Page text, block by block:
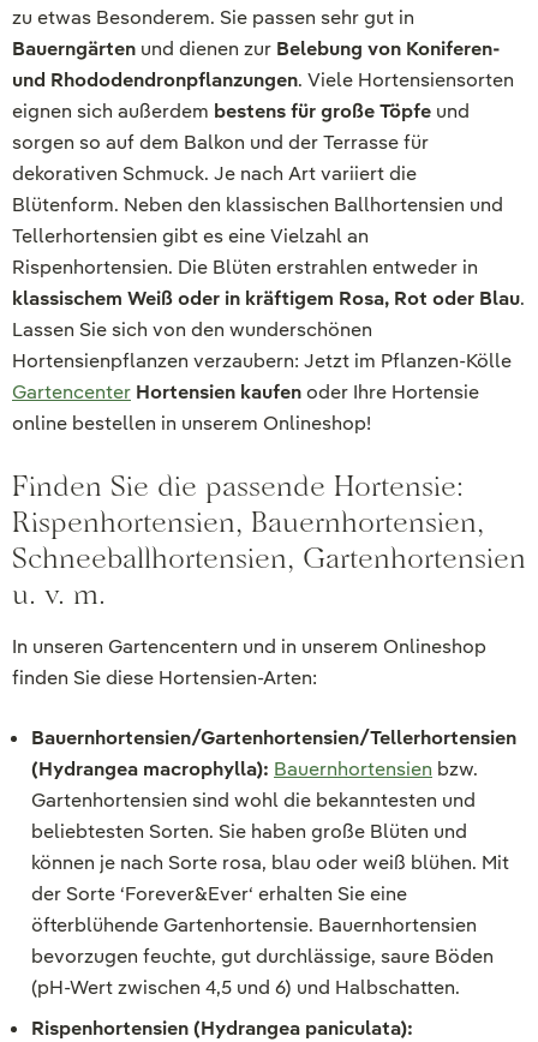
zu etwas Besonderem. Sie passen sehr gut in
Bauerngärten und dienen zur Belebung von Koniferen-
und Rhododendronpflanzungen. Viele Hortensiensorten
eignen sich außerdem bestens für große Töpfe und
sorgen so auf dem Balkon und der Terrasse für
dekorativen Schmuck. Je nach Art variiert die
Blütenform. Neben den klassischen Ballhortensien und
Tellerhortensien gibt es eine Vielzahl an
Rispenhortensien. Die Blüten erstrahlen entweder in
klassischem Weiß oder in kräftigem Rosa, Rot oder Blau.
Lassen Sie sich von den wunderschönen
Hortensienpflanzen verzaubern: Jetzt im Pflanzen-Kölle
Gartencenter Hortensien kaufenoder Ihre Hortensie
online bestellen in unserem Onlineshop!
Finden Sie die passende Hortensie:
Rispenhortensien, Bauernhortensien,
Schneeballhortensien, Gartenhortensien
u. v. m.
In unseren Gartencentern und in unserem Onlineshop
finden Sie diese Hortensien-Arten:
Bauernhortensien/Gartenhortensien/Tellerhortensien
(Hydrangea macrophylla): Bauernhortensien bzw.
Gartenhortensien sind wohl die bekanntesten und
beliebtesten Sorten. Sie haben große Blüten und
können je nach Sorte rosa, blau oder weiß blühen. Mit
der Sorte ‘Forever&Ever‘ erhalten Sie eine
öfterblühende Gartenhortensie. Bauernhortensien
bevorzugen feuchte, gut durchlässige, saure Böden
(pH-Wert zwischen 4,5 und 6) und Halbschatten.
Rispenhortensien (Hydrangea paniculata):